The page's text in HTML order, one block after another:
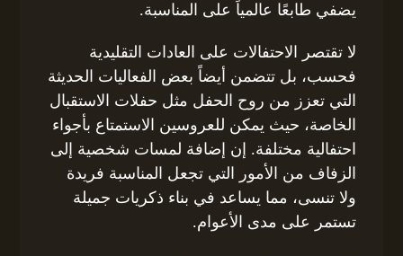
يضفي طابعًا عالمياً على المناسبة.
لا تقتصر الاحتفالات على العادات التقليدية
فحسب، بل تتضمن أيضاً بعض الفعاليات الحديثة
التي تعزز من روح الحفل مثل حفلات الاستقبال
الخاصة، حيث يمكن للعروسين الاستمتاع بأجواء
احتفالية مختلفة. إن إضافة لمسات شخصية إلى
الزفاف من الأمور التي تجعل المناسبة فريدة
ولا تنسى، مما يساعد في بناء ذكريات جميلة
تستمر على مدى الأعوام.